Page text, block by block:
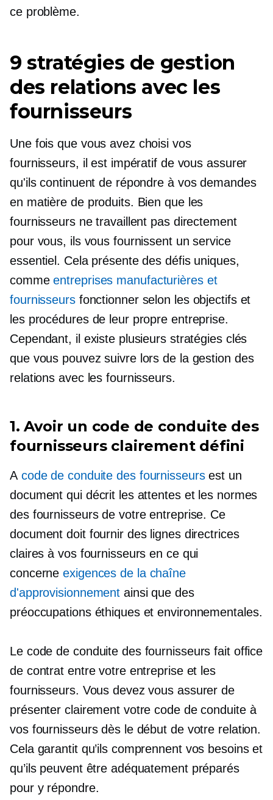
ce problème.
9 stratégies de gestion
des relations avec les
fournisseurs
Une fois que vous avez choisi vos
fournisseurs, il est impératif de vous assurer
qu'ils continuent de répondre à vos demandes
en matière de produits. Bien que les
fournisseurs ne travaillent pas directement
pour vous, ils vous fournissent un service
essentiel. Cela présente des défis uniques,
commeentreprises manufacturières et
fournisseursfonctionner selon les objectifs et
les procédures de leur propre entreprise.
Cependant, il existe plusieurs stratégies clés
que vous pouvez suivre lors de la gestion des
relations avec les fournisseurs.
1. Avoir un code de conduite des
fournisseurs clairement défini
A code de conduite des fournisseursest un
document qui décrit les attentes et les normes
des fournisseurs de votre entreprise. Ce
document doit fournir des lignes directrices
claires à vos fournisseurs en ce qui
concerneexigences de la chaîne
d'approvisionnement ainsi que des
préoccupations éthiques et environnementales.
Le code de conduite des fournisseurs fait office
de contrat entre votre entreprise et les
fournisseurs. Vous devez vous assurer de
présenter clairement votre code de conduite à
vos fournisseurs dès le début de votre relation.
Cela garantit qu’ils comprennent vos besoins et
qu’ils peuvent être adéquatement préparés
pour y répondre.